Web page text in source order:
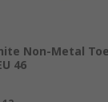
Non-Metal
46